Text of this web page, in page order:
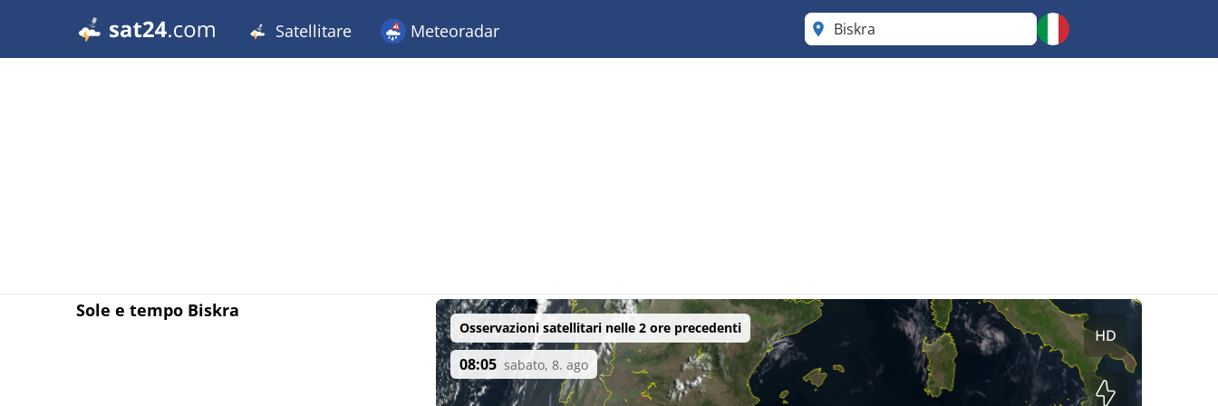
Satellitare Meteoradar Biskra
Sole e tempo Biskra
Osservazioni satellitari nelle 2 ore precedenti
08:05 sabato, 8. ago